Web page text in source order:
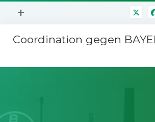
Menü
+
Mitmachen
Kontakt
Coordination gegen